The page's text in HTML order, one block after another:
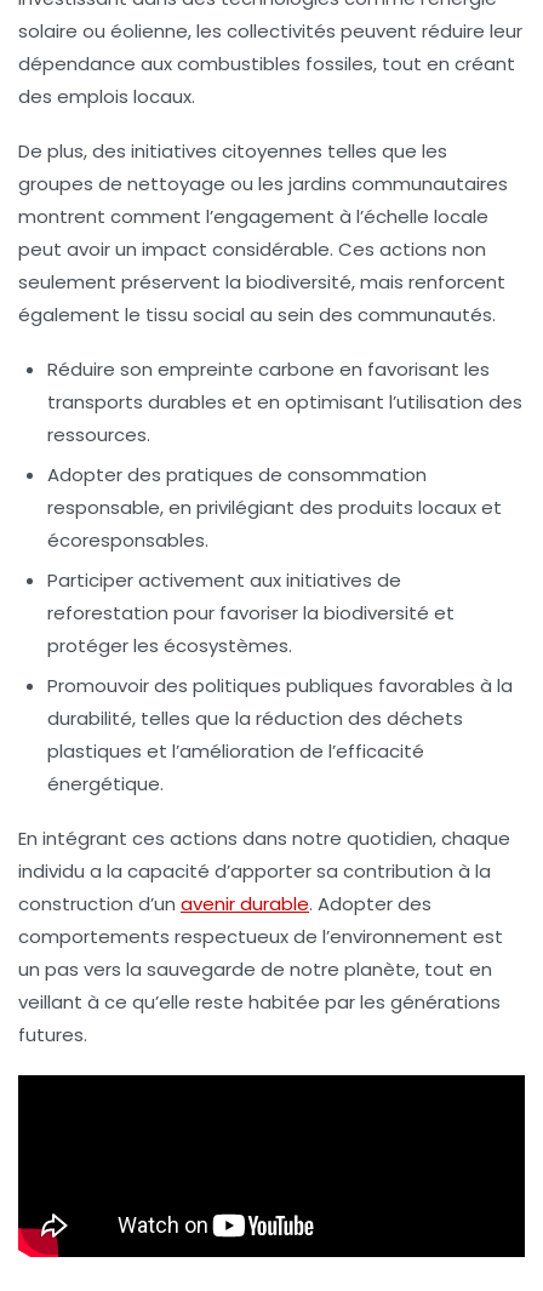
solaire ou éolienne, les collectivités peuvent réduire leur
dépendance aux combustibles fossiles, tout en créant
des emplois locaux.
De plus, des initiatives citoyennes telles que les
groupes de nettoyage ou les jardins communautaires
montrent comment l’engagement à l’échelle locale
peut avoir un impact considérable. Ces actions non
seulement préservent la biodiversité, mais renforcent
également le tissu social au sein des communautés.
Réduire son empreinte carbone en favorisant les
transports durables et en optimisant l’utilisation des
ressources.
Adopter des pratiques de consommation
responsable, en privilégiant des produits locaux et
écoresponsables.
Participer activement aux initiatives de
reforestation pour favoriser la biodiversité et
protéger les écosystèmes.
Promouvoir des politiques publiques favorables à la
durabilité, telles que la réduction des déchets
plastiques et l’amélioration de l’efficacité
énergétique.
En intégrant ces actions dans notre quotidien, chaque
individu a la capacité d’apporter sa contribution à la
construction d’un avenir durable. Adopter des
comportements respectueux de l’environnement est
un pas vers la sauvegarde de notre planète, tout en
veillant à ce qu’elle reste habitée par les générations
futures.